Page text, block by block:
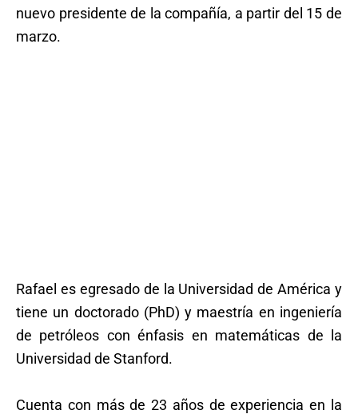
nuevo presidente de la compañía, a partir del 15 de
marzo.
Rafael es egresado de la Universidad de América y
tiene un doctorado (PhD) y maestría en ingeniería
de petróleos con énfasis en matemáticas de la
Universidad de Stanford.
Cuenta con más de 23 años de experiencia en la